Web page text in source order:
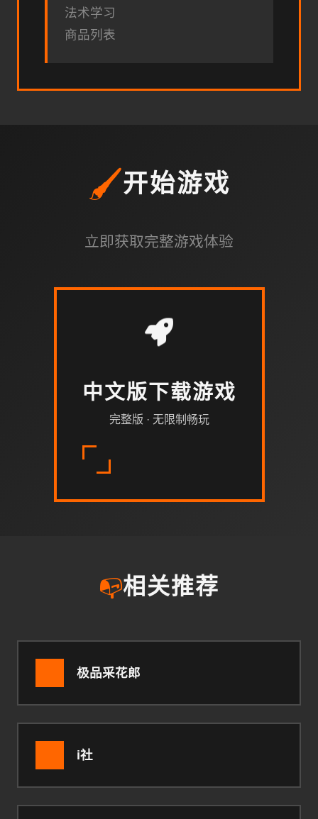
法术学习
商品列表
🖌️开始游戏
立即获取完整游戏体验
中文版下载游戏
完整版 · 无限制畅玩
📭相关推荐
极品采花郎
i社